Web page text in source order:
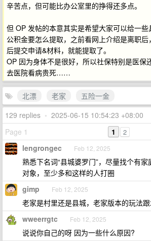
辛苦点，但可能比办公室里的挣得还多点。
但 OP 发帖的本意其实是希望大家可以给一
公积金要怎么提取，之前看网上介绍是离职
后提交申请&材料，就能提取了。
OP 因为身体不是很好，所以社保特别是医保
去医院看病贵死……
北漂 老家
五险一金
129 replies • 2025-06-15 10:54:23 +08:00
Page 1
1 2
lengrongec Feb 12, 2025
熟悉下名词“县城婆罗门”，尽量找个有
对象，至少多和这样的人打圈
gimp Feb 12, 2025
老家是村里还是县城，老家版本的玩法
wweerrgtc Feb 12, 2025
说说你自己的呀 因为一些什么原因?